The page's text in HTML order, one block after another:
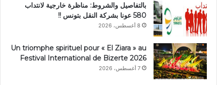
بالتفاصيل والشروط: مناظرة خارجية لانتداب
580 عونا بشركة النقل بتونس !!
8 أغسطس، 2026
Un triomphe spirituel pour « El Ziara » au
Festival International de Bizerte 2026
7 أغسطس، 2026